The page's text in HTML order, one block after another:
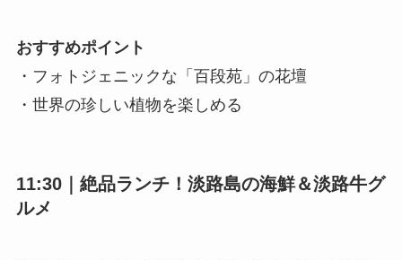
おすすめポイント
・フォトジェニックな「百段苑」の花壇
・世界の珍しい植物を楽しめる
11:30｜絶品ランチ！淡路島の海鮮＆淡路牛グ
ルメ